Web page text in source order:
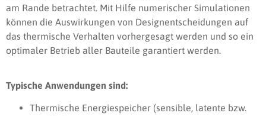
am Rande betrachtet. Mit Hilfe numerischer Simulationen
können die Auswirkungen von Designentscheidungen auf
das thermische Verhalten vorhergesagt werden und so ein
optimaler Betrieb aller Bauteile garantiert werden.
Typische Anwendungen sind:
Thermische Energiespeicher (sensible, latente bzw.